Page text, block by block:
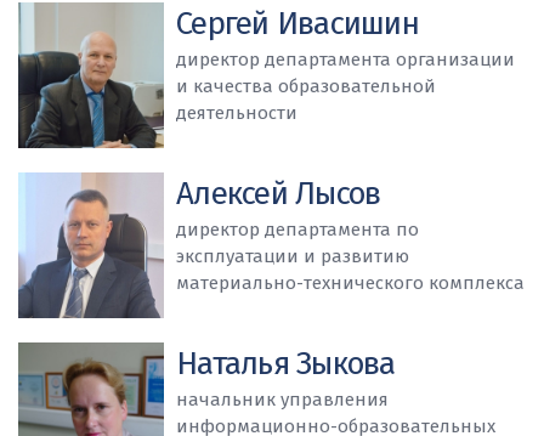
Сергей Ивасишин
директор департамента организации
и качества образовательной
деятельности
Алексей Лысов
директор департамента по
эксплуатации и развитию
материально-технического комплекса
Наталья Зыкова
начальник управления
информационно-образовательных